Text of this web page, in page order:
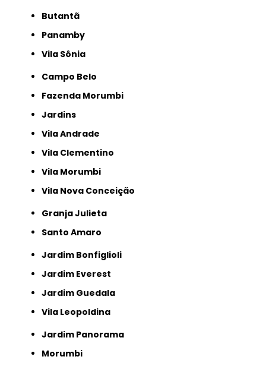
Butantã
Panamby
Vila Sônia
Campo Belo
Fazenda Morumbi
Jardins
Vila Andrade
Vila Clementino
Vila Morumbi
Vila Nova Conceição
Granja Julieta
Santo Amaro
Jardim Bonfiglioli
Jardim Everest
Jardim Guedala
Vila Leopoldina
Jardim Panorama
Morumbi